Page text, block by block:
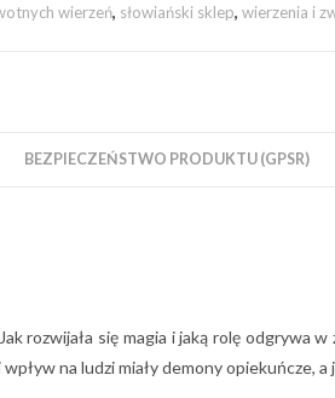
wierzeń, słowiański sklep, wierzenia i
BEZPIECZEŃSTWO PRODUKTU (GPSR)
się magia i jaką rolę odgrywa w
na ludzi miały demony opiekuńcze,